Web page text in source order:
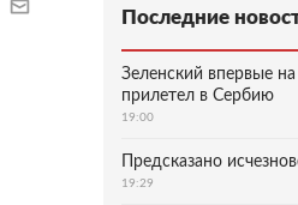
Последние
Зеленский впервые
прилетел в Сербию
19:00
Предсказано
19:29